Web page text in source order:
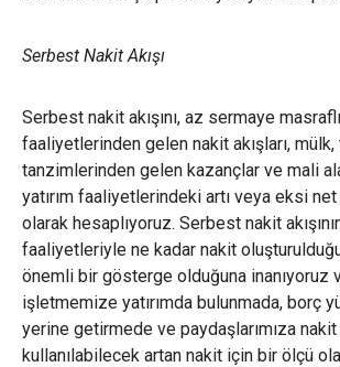
Serbest Nakit Akışı
Serbest nakit akışını, az sermaye
faaliyetlerinden gelen nakit akışları,
tanzimlerinden gelen kazançlar ve mali
yatırım faaliyetlerindeki artı veya eksi
olarak hesaplıyoruz. Serbest nakit
faaliyetleriyle ne kadar nakit
önemli bir gösterge olduğuna inanıyoruz
işletmemize yatırımda bulunmada, borç
yerine getirmede ve paydaşlarımıza
kullanılabilecek artan nakit için bir ölçü